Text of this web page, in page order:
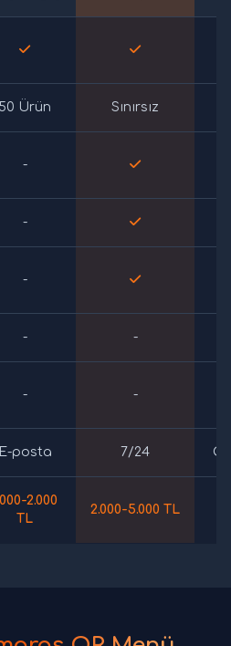
50 Ürün Sınırsız
-
-
-
- -
- -
E-posta 7/24
2.000
TL
2.000-5.000 TL